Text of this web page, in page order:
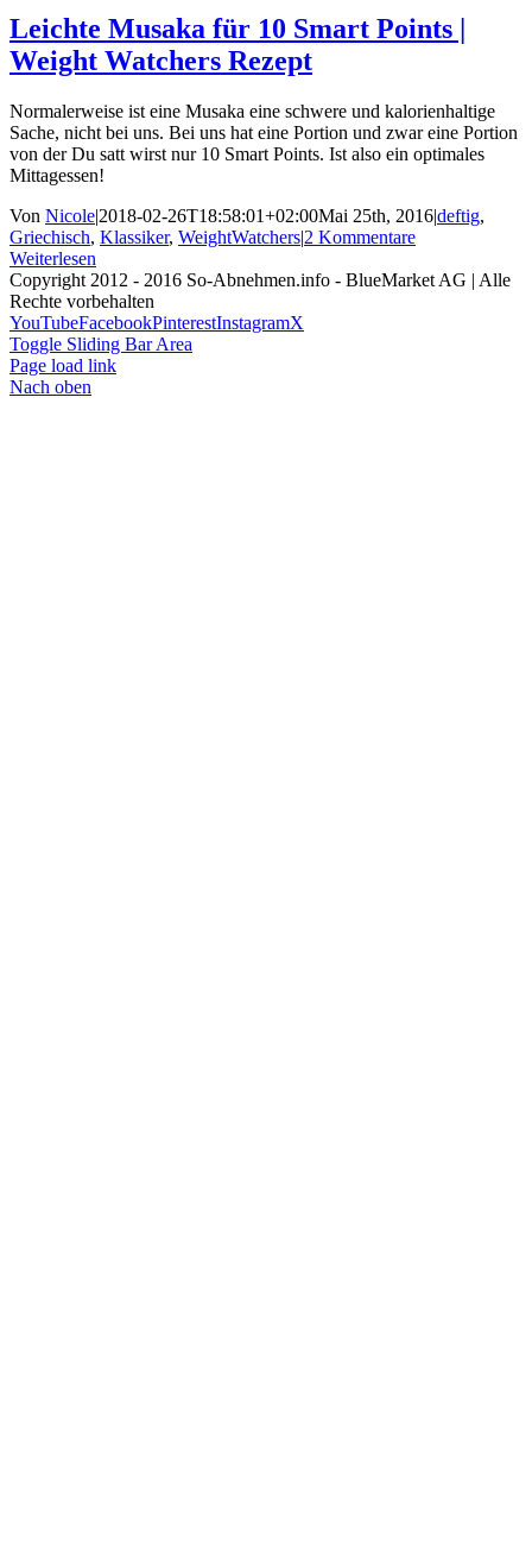
Leichte Musaka für 10 Smart Points |
Weight Watchers Rezept
Normalerweise ist eine Musaka eine schwere und kalorienhaltige
Sache, nicht bei uns. Bei uns hat eine Portion und zwar eine Portion
von der Du satt wirst nur 10 Smart Points. Ist also ein optimales
Mittagessen!
Von Nicole|2018-02-26T18:58:01+02:00Mai 25th, 2016|deftig,
Griechisch, Klassiker, WeightWatchers|2 Kommentare
Weiterlesen
Copyright 2012 - 2016 So-Abnehmen.info - BlueMarket AG | Alle
Rechte vorbehalten
YouTubeFacebookPinterestInstagramX
Toggle Sliding Bar Area
Page load link
Nach oben